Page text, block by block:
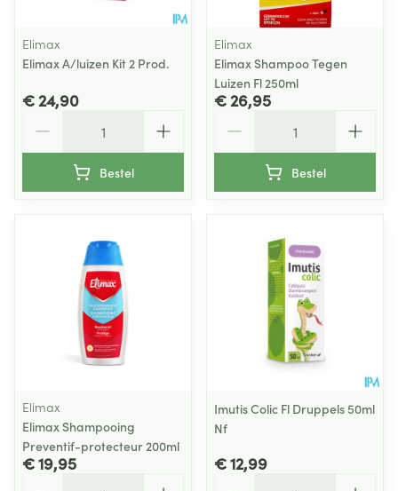
Elimax
Elimax A/luizen Kit 2 Prod.
€ 24,90
Bestel
Elimax
Elimax Shampoo Tegen
Luizen Fl 250ml
€ 26,95
Bestel
Elimax
Elimax Shampooing
Preventif-protecteur 200ml
€ 19,95
Imutis Colic Fl Druppels 50ml
Nf
€ 12,99